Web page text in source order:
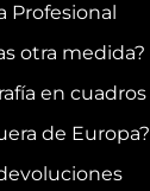
Profesional
otra medida?
en cuadros
de Europa?